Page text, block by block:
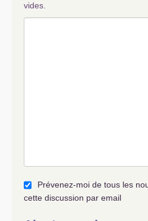
vides.
Prévenez-moi de tous les
cette discussion par email